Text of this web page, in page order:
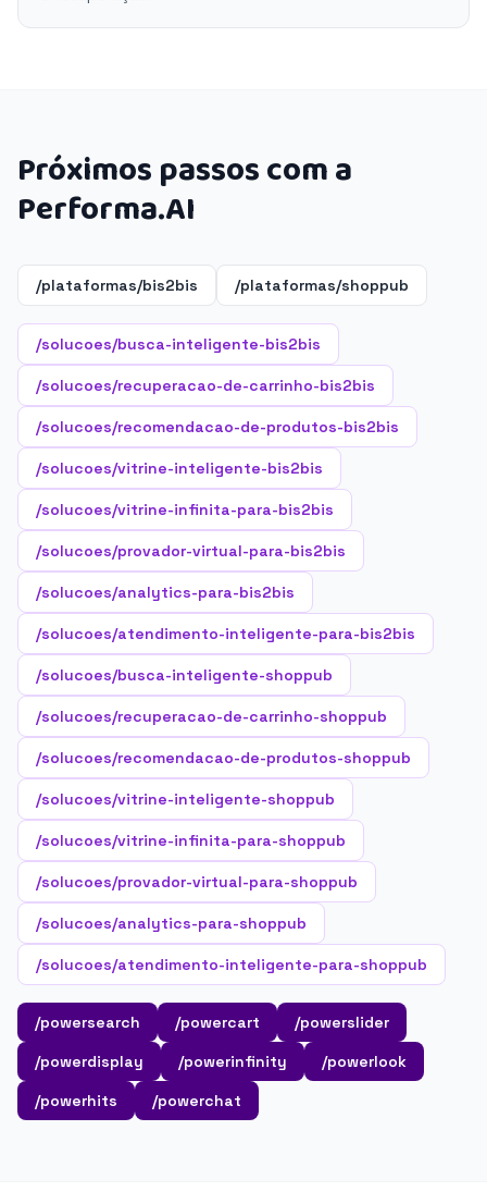
Próximos passos com a
Performa.AI
/plataformas/bis2bis /plataformas/shoppub
/solucoes/busca-inteligente-bis2bis
/solucoes/recuperacao-de-carrinho-bis2bis
/solucoes/recomendacao-de-produtos-bis2bis
/solucoes/vitrine-inteligente-bis2bis
/solucoes/vitrine-infinita-para-bis2bis
/solucoes/provador-virtual-para-bis2bis
/solucoes/analytics-para-bis2bis
/solucoes/atendimento-inteligente-para-bis2bis
/solucoes/busca-inteligente-shoppub
/solucoes/recuperacao-de-carrinho-shoppub
/solucoes/recomendacao-de-produtos-shoppub
/solucoes/vitrine-inteligente-shoppub
/solucoes/vitrine-infinita-para-shoppub
/solucoes/provador-virtual-para-shoppub
/solucoes/analytics-para-shoppub
/solucoes/atendimento-inteligente-para-shoppub
/powersearch /powercart
/powerslider
/powerdisplay
/powerinfinity
/powerlook
/powerhits
/powerchat